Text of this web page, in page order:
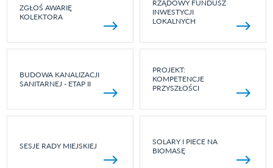
ZGŁOŚ AWARIĘ
KOLEKTORA
RZĄDOWY FUNDUSZ
INWESTYCJI
LOKALNYCH
BUDOWA KANALIZACJI
SANITARNEJ - ETAP II
PROJEKT:
KOMPETENCJE
PRZYSZŁOŚCI
SESJE RADY MIEJSKIEJ
SOLARY I PIECE NA
BIOMASĘ